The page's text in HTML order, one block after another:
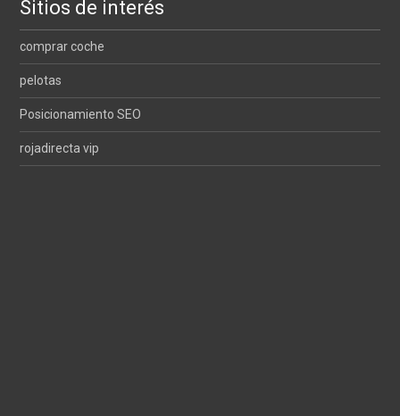
Sitios de interés
comprar coche
pelotas
Posicionamiento SEO
rojadirecta vip